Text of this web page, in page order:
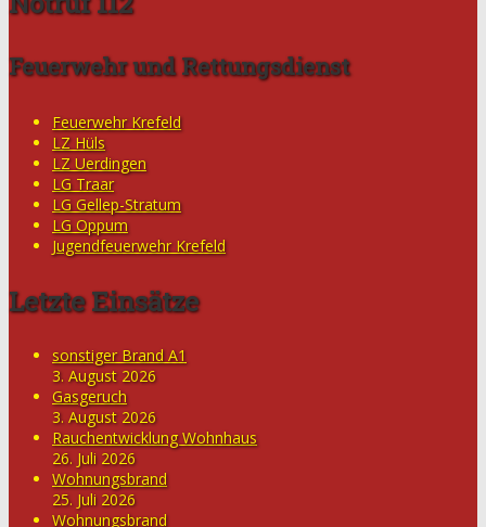
Feuerwehr und Rettungsdienst
Feuerwehr Krefeld
LZ Hüls
LZ Uerdingen
LG Traar
LG Gellep-Stratum
LG Oppum
Jugendfeuerwehr Krefeld
Letzte Einsätze
sonstiger Brand A1
3. August 2026
Gasgeruch
3. August 2026
Rauchentwicklung Wohnhaus
26. Juli 2026
Wohnungsbrand
25. Juli 2026
Wohnungsbrand